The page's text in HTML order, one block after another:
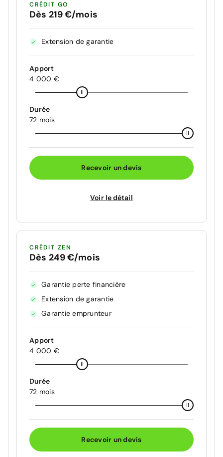
CRÉDIT GO
Dès 219 €/mois
Extension de garantie
Apport
4 000 €
Durée
72 mois
Recevoir un devis
Voir le détail
CRÉDIT ZEN
Dès 249 €/mois
Garantie perte financière
Extension de garantie
Garantie emprunteur
Apport
4 000 €
Durée
72 mois
Recevoir un devis